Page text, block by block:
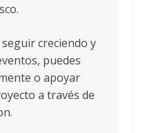
creciendo y
puedes
o apoyar
a través de